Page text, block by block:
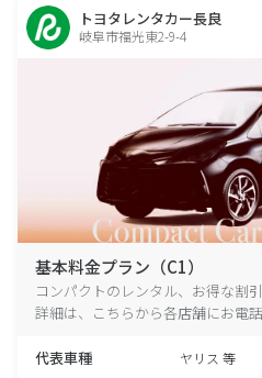
トヨタレンタカー長良
岐阜市福光東2-9-4
基本料金プラン（C1）
コンパクトのレンタル、お得な割
詳細は、こちらから各店舗にお電話
代表車種 ヤリス 等